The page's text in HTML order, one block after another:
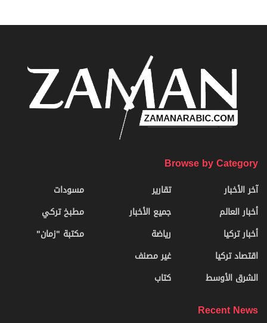
Browse by Category
آخر الأخبار
أخبار العالم
أخبار تركيا
اقتصاد تركيا
الشرق الأوسط
تقارير
جميع الأخبار
رياضة
غير مصنف
كتاب
مسودات
مطبخ تركي
مكتبة "زمان"
Recent News